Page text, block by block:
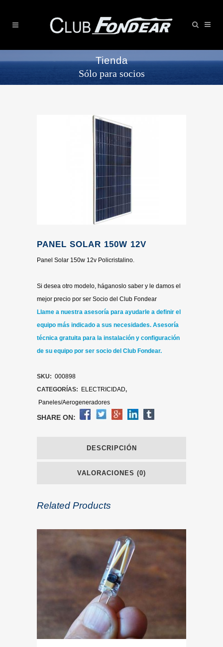
Tienda
Sólo para socios
PANEL SOLAR 150W 12V
Panel Solar 150w 12v Policristalino.
Si desea otro modelo, háganoslo saber y le damos el
mejor precio por ser Socio del Club Fondear
Llame a nuestra asesoría para ayudarle a definir el
equipo más indicado a sus necesidades. Asesoría
técnica gratuita para la instalación y configuración
de su equipo por ser socio del Club Fondear.
SKU: 000898
CATEGORÍAS:
ELECTRICIDAD,
Paneles/Aerogeneradores
SHARE ON:
DESCRIPCIÓN
VALORACIONES (0)
Related Products